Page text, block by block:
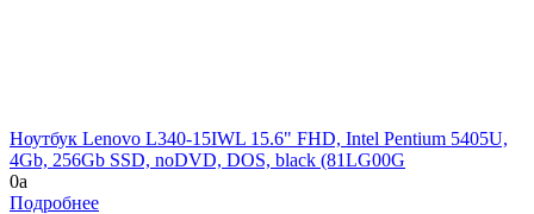
Ноутбук Lenovo L340-15IWL 15.6" FHD, Intel Pentium 5405U,
4Gb, 256Gb SSD, noDVD, DOS, black (81LG00G
0a
Подробнее